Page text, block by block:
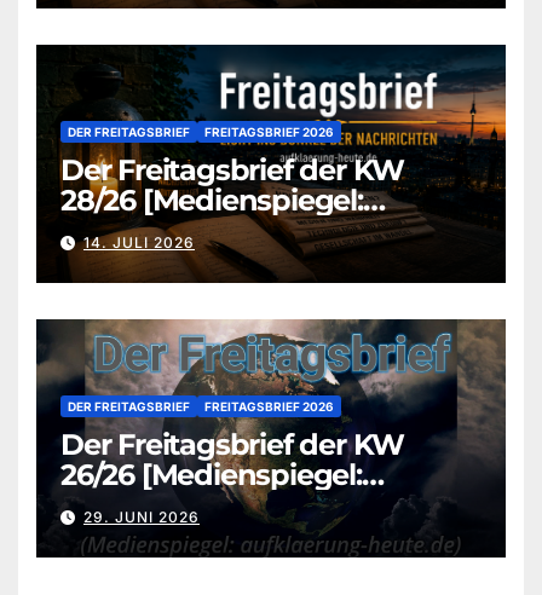
DER FREITAGSBRIEF FREITAGSBRIEF 2026
Der Freitagsbrief der KW
28/26 [Medienspiegel:
aufklaerung-heute.de]
14. JULI 2026
DER FREITAGSBRIEF FREITAGSBRIEF 2026
Der Freitagsbrief der KW
26/26 [Medienspiegel:
aufklaerung-heute.de]
29. JUNI 2026